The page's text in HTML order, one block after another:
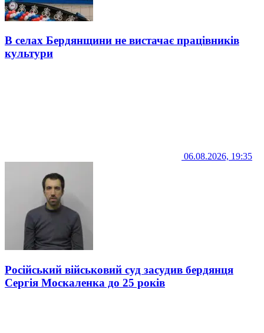
В селах Бердянщини не вистачає працівників
культури
06.08.2026, 19:35
Російський військовий суд засудив бердянця
Сергія Москаленка до 25 років